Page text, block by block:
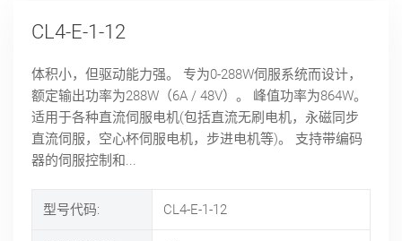
CL4-E-1-12
体积小，但驱动能力强。 专为0-288W伺服系统而设计，
额定输出功率为288W（6A / 48V）。 峰值功率为864W。
适用于各种直流伺服电机(包括直流无刷电机，永磁同步
直流伺服，空心杯伺服电机，步进电机等)。 支持带编码
器的伺服控制和...
型号代码: CL4-E-1-12